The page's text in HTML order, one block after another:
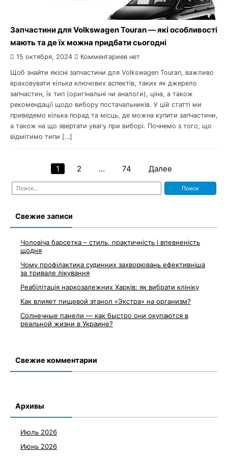
Запчастини для Volkswagen Touran — які особливості
мають та де їх можна придбати сьогодні
15 октября, 2024 Комментариев нет
Щоб знайти якісні запчастини для Volkswagen Touran, важливо
враховувати кілька ключових аспектів, таких як джерело
запчастин, їх тип (оригінальні чи аналоги), ціна, а також
рекомендації щодо вибору постачальників. У цій статті ми
приведемо кілька порад та місць, де можна купити запчастини,
а також на що звертати увагу при виборі. Почнемо з того, що
відмітимо типи […]
Навигация
по
1 2 … 74 Далее
Найти:
Свежие записи
Чоловіча барсетка – стиль, практичність і впевненість
щодня
Чому профілактика судинних захворювань ефективніша
за тривале лікування
Реабілітація наркозалежних Харків: як вибрати клініку
Как влияет пищевой этанол «Экстра» на организм?
Солнечные панели — как быстро они окупаются в
реальной жизни в Украине?
Свежие комментарии
Архивы
Июль 2026
Июнь 2026